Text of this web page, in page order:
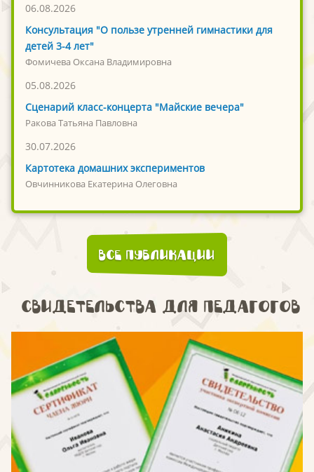
06.08.2026
Консультация "О пользе утренней гимнастики для
детей 3-4 лет"
Фомичева Оксана Владимировна
05.08.2026
Сценарий класс-концерта "Майские вечера"
Ракова Татьяна Павловна
30.07.2026
Картотека домашних экспериментов
Овчинникова Екатерина Олеговна
Все публикации
Свидетельства для педагогов